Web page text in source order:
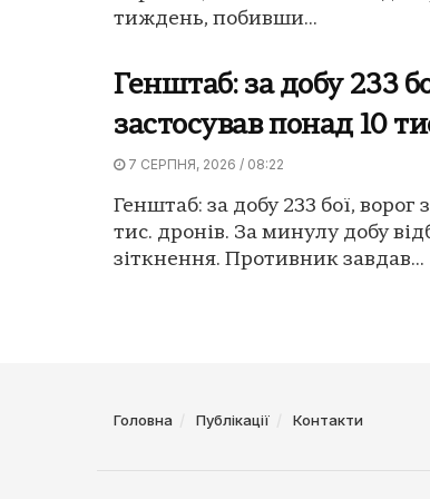
тиждень, побивши...
Генштаб: за добу 233
застосував понад 10
7 СЕРПНЯ, 2026 / 08:22
Генштаб: за добу 233 бої, ворог
тис. дронів. За минулу добу
зіткнення. Противник завдав...
Головна Публікації Контакти